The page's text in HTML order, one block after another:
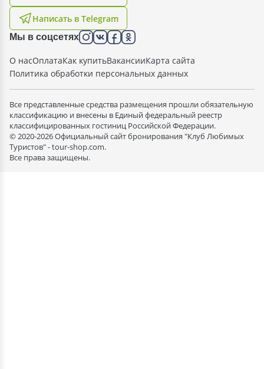
Написать в Telegram
Мы в соцсетях
О насОплатаКак купитьВакансииКарта сайта
Политика обработки персональных данных
Все представленные средства размещения прошли обязательную
классификацию и внесены в Единый федеральный реестр
классифицированных гостиниц Российской Федерации.
© 2020-2026 Официальный сайт бронирования "Клуб Любимых
Туристов" - tour-shop.com.
Все права защищены.